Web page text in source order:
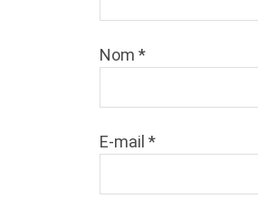
Nom *
E-mail *